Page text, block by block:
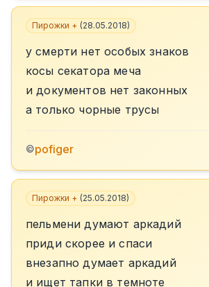
Пирожки + (28.05.2018)
у смерти нет особых знаков
косы секатора меча
и документов нет законных
а только чорные трусы
©pofiger
Пирожки + (25.05.2018)
пельмени думают аркадий
приди скорее и спаси
внезапно думает аркадий
и ищет тапки в темноте